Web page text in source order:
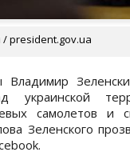
president.gov.ua
Владимир
украинской
самолетов
Зеленского